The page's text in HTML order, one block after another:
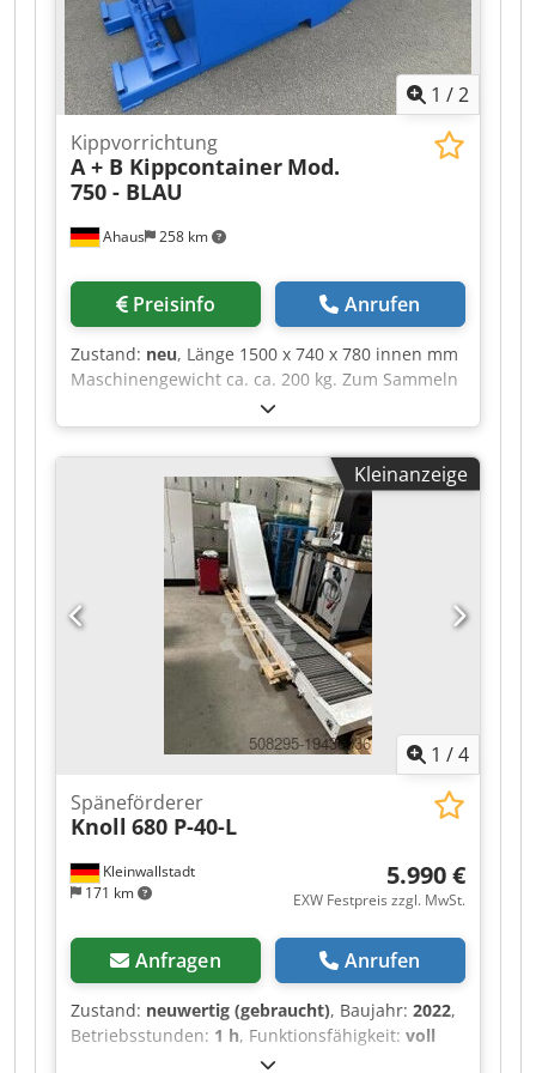
Randverstärkung - Behältervolumen: ca. 600 l
gegen Aufpreis erhältlich : - 2x Bock- / 1x
Lenkrolle .. 80,00 Euro
1 /2
Ahaus 258 km
Kippvorrichtung
A + B Kippcontainer Mod.
750 - BLAU
Preisinfo Anrufen
Zustand: neu, Länge 1500 x 740 x 780 innen mm
Maschinengewicht ca. ca. 200 kg. Zum Sammeln
und Entsorgen von Schüttgütern und
Industrieabfällen Ausstattung : - Kippbehälter -
Stapleranbaugeräte - zum innerbetrieblichen
Lagern von Schüttgütern - pulverbeschichtet in
Standardfarbe - RAL 5010 blau, RAL 6011 grün
oder RAL 7016 anthrazitgrau - Kippvorrichtung
mit Bodenplatten für Lenk- und Bockrollen -
Abflussvorrichtung - Stabiler Grundrahmen mit
Einfahrtaschen - Günstiger Lastschwerpunkt -
Robuste Stahlblechkonstruktion mit
Randverstärkung - Behältervolumen: ca. 600 l
Codexab Imopfx Ammjrf gegen Aufpreis
erhältlich : - 2x Bock- / 1x Lenkrolle .. 80,00 Euro
Kleinanzeige
1 /4
Kleinwallstadt
171 km
Späneförderer
Knoll 680 P-40-L
5.990 €
EXW Festpreis zzgl. MwSt.
Anfragen Anrufen
Zustand: neuwertig (gebraucht), Baujahr: 2022,
Betriebsstunden: 1 h, Funktionsfähigkeit: voll
, Gesamtlänge: